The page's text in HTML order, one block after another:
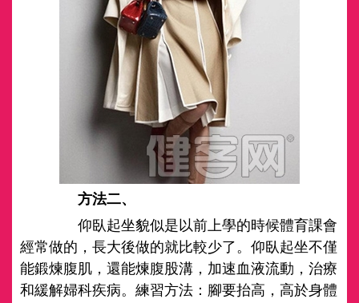
方法二、
仰臥起坐貌似是以前上學的時候體育課會
經常做的，長大後做的就比較少了。仰臥起坐不僅
能鍛煉腹肌，還能煉腹股溝，加速血液流動，治療
和緩解婦科疾病。練習方法：腳要抬高，高於身體